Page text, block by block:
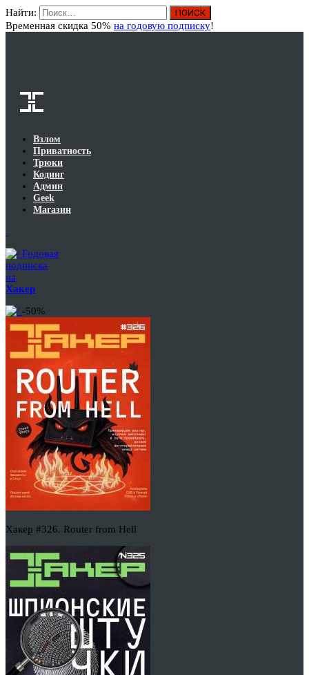
Найти:
Временная скидка 50% на годовую подписку!
Взлом
Приватность
Трюки
Кодинг
Админ
Geek
Магазин
Годовая
подписка
на
Хакер
-50%
Хакер #326. Router from Hell